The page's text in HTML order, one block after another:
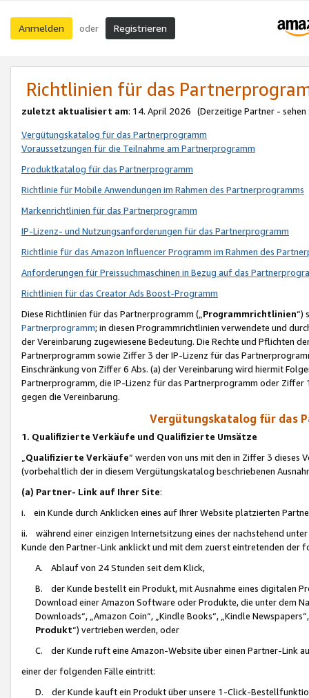
Anmelden oder Registrieren
Richtlinien für das
zuletzt aktualisiert am: 14. April 2026 (Derzeitige Partner - sehen
Vergütungskatalog für das Partnerprogramm
Voraussetzungen für die Teilnahme am Partnerprogramm
Produktkatalog für das Partnerprogramm
Richtlinie für Mobile Anwendungen im Rahmen des Partnerprogramms
Markenrichtlinien für das Partnerprogramm
IP-Lizenz- und Nutzungsanforderungen für das Partnerprogramm
Richtlinie für das Amazon Influencer Programm im Rahmen des
Anforderungen für Preissuchmaschinen in Bezug auf das
Richtlinien für das Creator Ads Boost-Programm
Diese Richtlinien für das Partnerprogramm („Programmrichtlinien“)
Partnerprogramm; in diesen Programmrichtlinien verwendete und
der Vereinbarung zugewiesene Bedeutung. Die Rechte und Pflichten
Partnerprogramm sowie Ziffer 3 der IP-Lizenz für das
Einschränkung von Ziffer 6 Abs. (a) der Vereinbarung wird hiermit
Partnerprogramm, die IP-Lizenz für das Partnerprogramm oder
gegen die Vereinbarung.
Vergütungskatalog für das
1. Qualifizierte Verkäufe und Qualifizierte Umsätze
Qualifizierte Verkäufe“ werden von uns mit den in Ziffer 3
(vorbehaltlich der in diesem Vergütungskatalog beschriebenen
(a) Partner- Link auf Ihrer Site:
i. ein Kunde durch Anklicken eines auf Ihrer Website platzierten
ii. während einer einzigen Internetsitzung eines der nachstehend
Kunde den Partner-Link anklickt und mit dem zuerst eintretenden der
A. Ablauf von 24 Stunden seit dem Klick,
B. der Kunde bestellt ein Produkt, mit Ausnahme eines digitalen
Download einer Amazon Software oder Produkte, die unter dem
Downloads“, „Amazon Coin“, „Kindle Books“, „Kindle
Produkt“) vertrieben werden, oder
C. der Kunde ruft eine Amazon-Website über einen Partner-Link
einer der folgenden Fälle eintritt:
D. der Kunde kauft ein Produkt über unsere 1-Click-